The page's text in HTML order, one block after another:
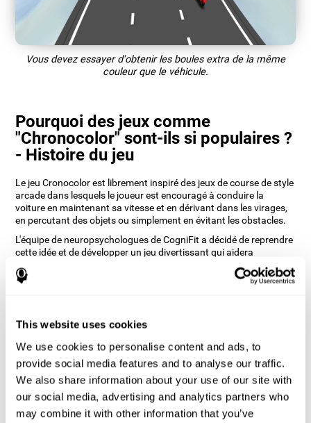
This website uses cookies
We use cookies to personalise content and ads, to
provide social media features and to analyse our traffic.
We also share information about your use of our site with
our social media, advertising and analytics partners who
may combine it with other information that you’ve
Vous devez essayer d'obtenir les boules extra de la même
couleur que le véhicule.
Pourquoi des jeux comme
"Chronocolor" sont-ils si populaires ?
- Histoire du jeu
Le jeu Cronocolor est librement inspiré des jeux de course de style
arcade dans lesquels le joueur est encouragé à conduire la
voiture en maintenant sa vitesse et en dérivant dans les virages,
en percutant des objets ou simplement en évitant les obstacles.
L'équipe de neuropsychologues de CogniFit a décidé de reprendre
cette idée et de développer un jeu divertissant qui aidera
l'utilisateur non seulement à revivre l'expérience de l'arcade, mais
aussi à entraîner ses capacités cognitives.
"Chronocolor" améliore-t-il mes
capacités cognitives ?
Jouer à des jeux comme Chronocolor de CogniFit stimule un
modèle d'activation neuronale spécifique. Le fait de jouer et de
s'entraîner de manière répétée avec ce schéma aide les circuits
neuronaux à se réorganiser et à récupérer les fonctions
cognitives affaiblies ou endommagées.